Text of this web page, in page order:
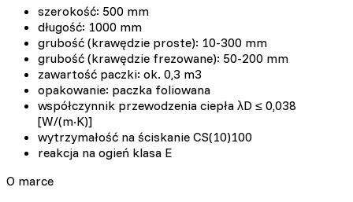
szerokość: 500 mm
długość: 1000 mm
grubość (krawędzie proste): 10-300 mm
grubość (krawędzie frezowane): 50-200 mm
zawartość paczki: ok. 0,3 m3
opakowanie: paczka foliowana
współczynnik przewodzenia ciepła λD ≤ 0,038
[W/(m·K)]
wytrzymałość na ściskanie CS(10)100
reakcja na ogień klasa E
O marce